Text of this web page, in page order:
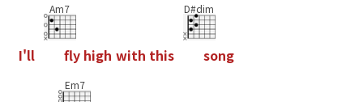
I'll
Am7
fy high with this
D#dim
song
Em7